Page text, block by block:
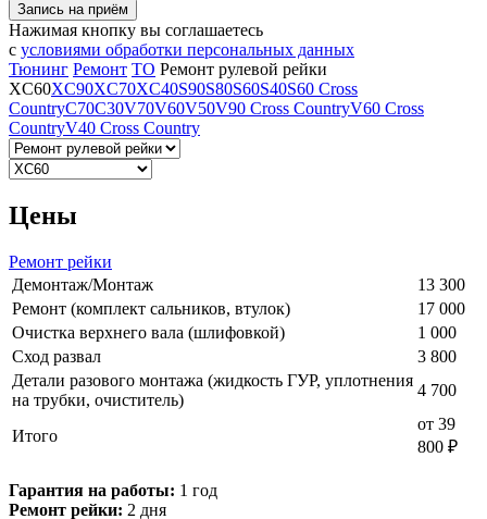
Запись на приём
Нажимая кнопку вы соглашаетесь
с условиями обработки персональных данных
Тюнинг Ремонт ТО Ремонт рулевой рейки
XC60XC90XC70XC40S90S80S60S40S60 Cross
CountryC70C30V70V60V50V90 Cross CountryV60 Cross
CountryV40 Cross Country
Цены
Ремонт рейки
Демонтаж/Монтаж
13 300
Ремонт (комплект сальников, втулок)
17 000
Очистка верхнего вала (шлифовкой)
1 000
Сход развал
3 800
Детали разового монтажа (жидкость ГУР, уплотнения
на трубки, очиститель)
4 700
Итого
от 39
800 ₽
Гарантия на работы: 1 год
Ремонт рейки: 2 дня